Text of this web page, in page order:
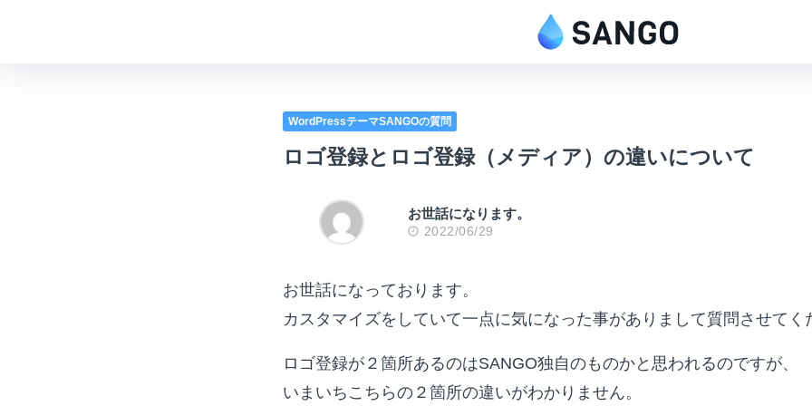
WordPressテーマSANGOの質問
ロゴ登録とロゴ登録（メディア）の違いについて
お世話になります。
2022/06/29
お世話になっております。
カスタマイズをしていて一点に気になった事がありまして質問させてく
ロゴ登録が２箇所あるのはSANGO独自のものかと思われるのですが、
いまいちこちらの２箇所の違いがわかりません。